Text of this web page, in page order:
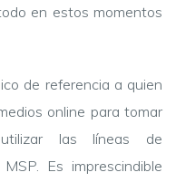
en estos momentos
de referencia a quien
online para tomar
utilizar las líneas de
Es imprescindible